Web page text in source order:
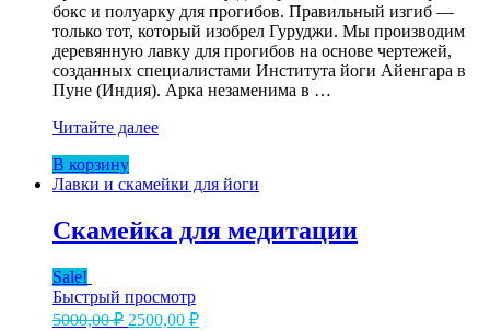
бокс и полуарку для прогибов. Правильный изгиб —
только тот, который изобрел Гуруджи. Мы производим
деревянную лавку для прогибов на основе чертежей,
созданных специалистами Института йоги Айенгара в
Пуне (Индия). Арка незаменима в …
Лавка
прогибов
Випарита
Читайте далее
В корзину
Лавки и скамейки для йоги
Скамейка для медитации
Sale!
Быстрый просмотр
5000,00₽ Первоначальная
2500,00 ₽Текущая